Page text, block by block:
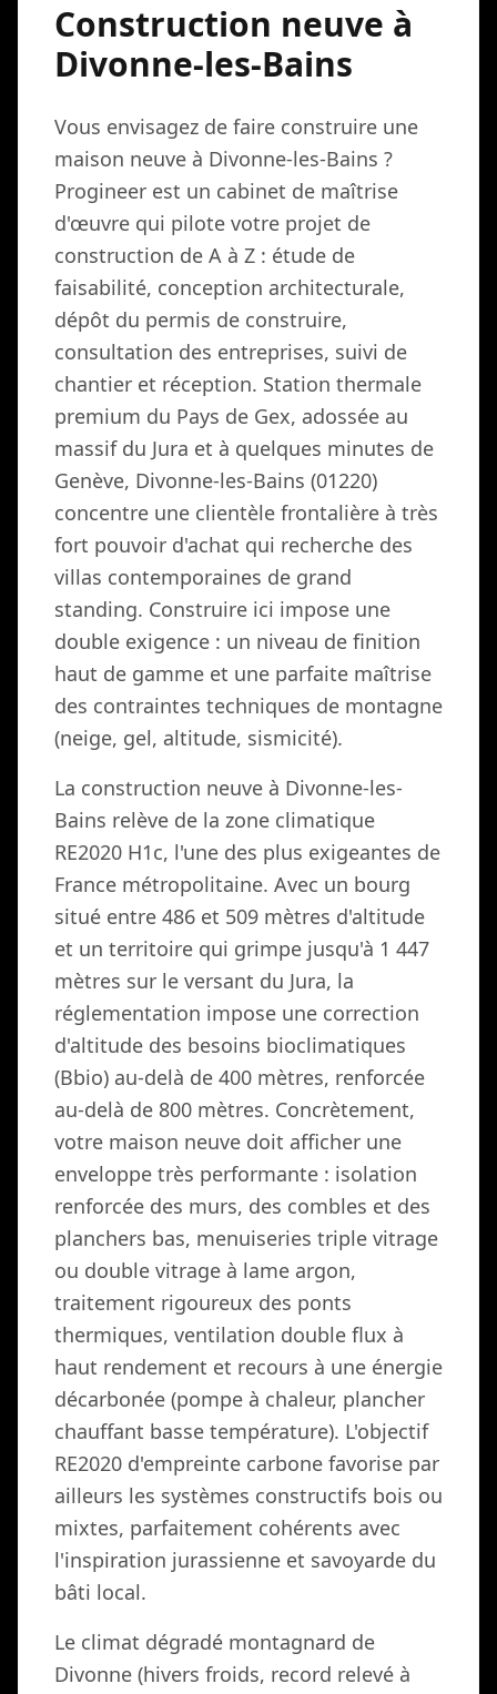
Construction neuve à
Divonne-les-Bains
Vous envisagez de faire construire une
maison neuve à Divonne-les-Bains ?
Progineer est un cabinet de maîtrise
d'œuvre qui pilote votre projet de
construction de A à Z : étude de
faisabilité, conception architecturale,
dépôt du permis de construire,
consultation des entreprises, suivi de
chantier et réception. Station thermale
premium du Pays de Gex, adossée au
massif du Jura et à quelques minutes de
Genève, Divonne-les-Bains (01220)
concentre une clientèle frontalière à très
fort pouvoir d'achat qui recherche des
villas contemporaines de grand
standing. Construire ici impose une
double exigence : un niveau de finition
haut de gamme et une parfaite maîtrise
des contraintes techniques de montagne
(neige, gel, altitude, sismicité).
La construction neuve à Divonne-les-
Bains relève de la zone climatique
RE2020 H1c, l'une des plus exigeantes de
France métropolitaine. Avec un bourg
situé entre 486 et 509 mètres d'altitude
et un territoire qui grimpe jusqu'à 1 447
mètres sur le versant du Jura, la
réglementation impose une correction
d'altitude des besoins bioclimatiques
(Bbio) au-delà de 400 mètres, renforcée
au-delà de 800 mètres. Concrètement,
votre maison neuve doit afficher une
enveloppe très performante : isolation
renforcée des murs, des combles et des
planchers bas, menuiseries triple vitrage
ou double vitrage à lame argon,
traitement rigoureux des ponts
thermiques, ventilation double flux à
haut rendement et recours à une énergie
décarbonée (pompe à chaleur, plancher
chauffant basse température). L'objectif
RE2020 d'empreinte carbone favorise par
ailleurs les systèmes constructifs bois ou
mixtes, parfaitement cohérents avec
l'inspiration jurassienne et savoyarde du
bâti local.
Le climat dégradé montagnard de
Divonne (hivers froids, record relevé à